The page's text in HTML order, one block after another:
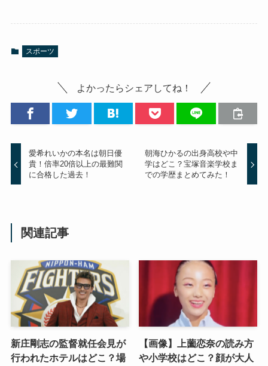
スポーツ
よかったらシェアしてね！
愛希れいかの本名は朝日優
貴！倍率20倍以上の最難関
に合格した過去！
朝海ひかるの出身高校や中
学はどこ？宝塚音楽学校ま
での学歴まとめてみた！
関連記事
新庄剛志の監督就任会見が
行われたホテルはどこ？場
【画像】上薗恋奈の読み方
や小学校はどこ？顔が大人